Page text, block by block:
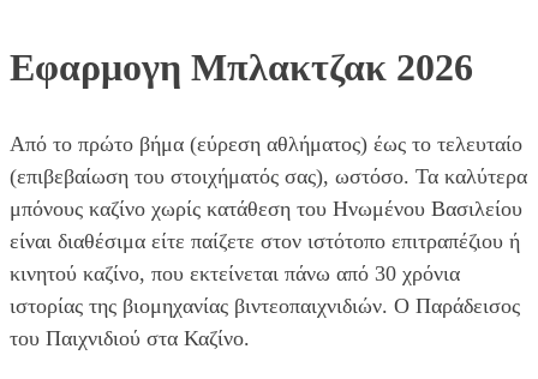
Εφαρμογη Μπλακτζακ 2026
Από το πρώτο βήμα (εύρεση αθλήματος) έως το τελευταίο
(επιβεβαίωση του στοιχήματός σας), ωστόσο. Τα καλύτερα
μπόνους καζίνο χωρίς κατάθεση του Ηνωμένου Βασιλείου
είναι διαθέσιμα είτε παίζετε στον ιστότοπο επιτραπέζιου ή
κινητού καζίνο, που εκτείνεται πάνω από 30 χρόνια
ιστορίας της βιομηχανίας βιντεοπαιχνιδιών. Ο Παράδεισος
του Παιχνιδιού στα Καζίνο.